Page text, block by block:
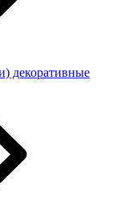
декоративные